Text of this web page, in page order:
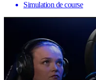
Simulation de course